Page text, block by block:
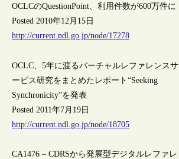
OCLCのQuestionPoint、利用件数が600万件に
Posted 2010年12月15日
http://current.ndl.go.jp/node/17278
OCLC、5年に渡るバーチャルレファレンスサ
ービス研究をまとめたレポート“Seeking
Synchronicity”を発表
Posted 2011年7月19日
http://current.ndl.go.jp/node/18705
CA1476 – CDRSから発展型デジタルレファレ